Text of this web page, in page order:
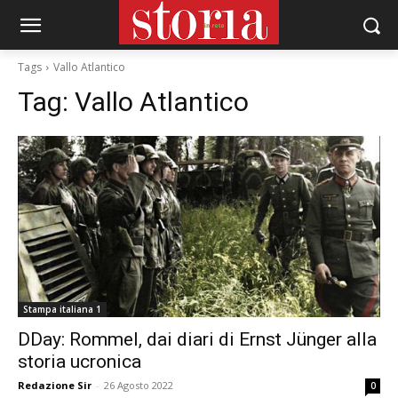
Tags Vallo Atlantico
Tag: Vallo Atlantico
Stampa italiana 1
DDay: Rommel, dai diari di Ernst Jünger alla
storia ucronica
Redazione Sir - 26 Agosto 2022 0